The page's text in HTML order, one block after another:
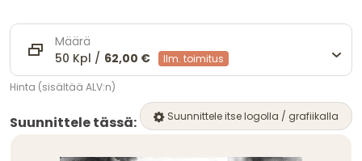
Määrä
50 Kpl / 62,00 € Ilm. toimitus
Hinta (sisältää ALV:n)
Suunnittele tässä: Suunnittele itse logolla / grafiikalla